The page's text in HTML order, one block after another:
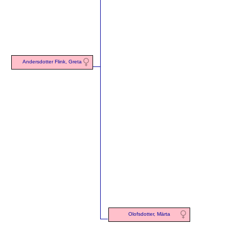
Andersdotter Flink, Greta
Olofsdotter, Märta